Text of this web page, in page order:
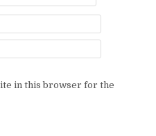
in this browser for the